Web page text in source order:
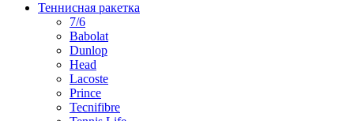
Теннисная ракетка
7/6
Babolat
Dunlop
Head
Lacoste
Prince
Tecnifibre